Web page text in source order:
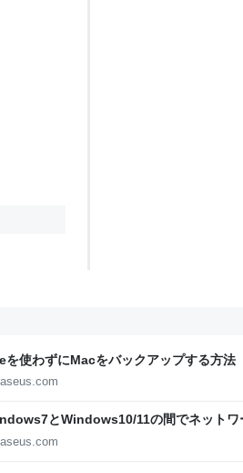
使わずにMacをバックアップする方法
とWindows10/11の間でネットワ